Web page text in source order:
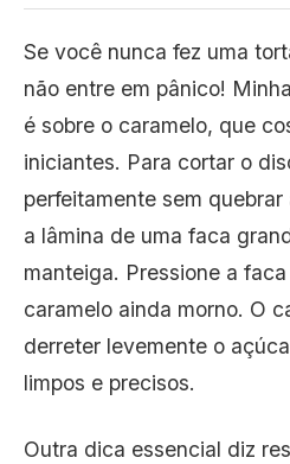
Se você nunca fez uma
não entre em pânico!
é sobre o caramelo, que
iniciantes. Para cortar o
perfeitamente sem
a lâmina de uma faca
manteiga. Pressione a
caramelo ainda morno. O
derreter levemente o
limpos e precisos.
Outra dica essencial diz